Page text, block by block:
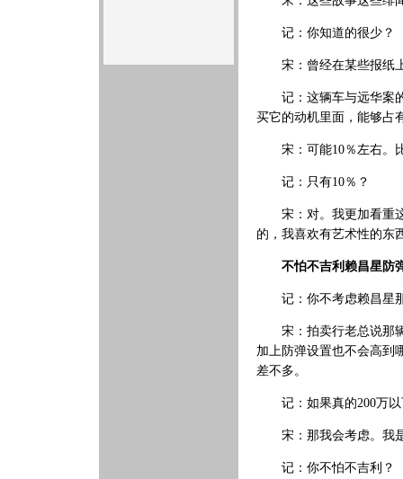
记：你知道的很少？
宋：曾经在某些报纸上
记：这辆车与远华案的
买它的动机里面，能够占
宋：可能10％左右。
记：只有10％？
宋：对。我更加看重这
的，我喜欢有艺术性的东
不怕不吉利赖昌星防
记：你不考虑赖昌星
宋：拍卖行老总说那辆
加上防弹设置也不会高到
差不多。
记：如果真的200万以
宋：那我会考虑。我是
记：你不怕不吉利？